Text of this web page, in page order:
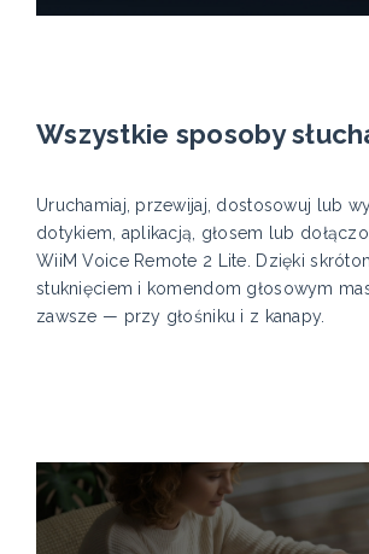
Wszystkie sposoby
Uruchamiaj, przewijaj, dostosowuj lub
dotykiem, aplikacją, głosem lub
WiiM Voice Remote 2 Lite. Dzięki
stuknięciem i komendom głosowym
zawsze — przy głośniku i z kanapy.